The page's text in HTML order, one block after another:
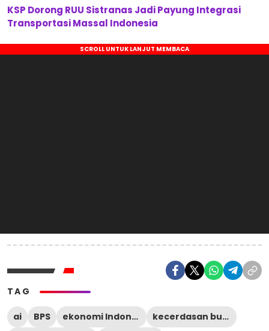
KSP Dorong RUU Sistranas Jadi Payung Integrasi
Transportasi Massal Indonesia
TAG
ai BPS ekonomi Indonesia
kecerdasan buatan